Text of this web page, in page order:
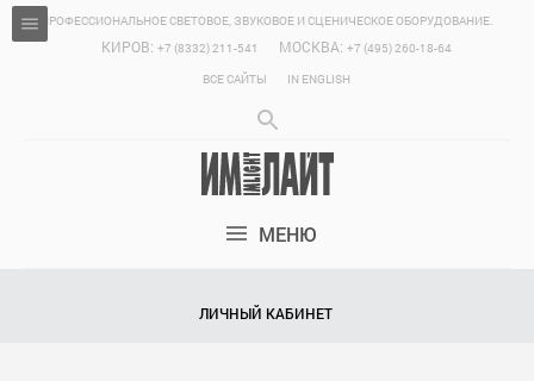
ПРОФЕССИОНАЛЬНОЕ СВЕТОВОЕ, ЗВУКОВОЕ И СЦЕНИЧЕСКОЕ ОБОРУДОВАНИЕ.
КИРОВ: +7 (8332) 211-541 МОСКВА: +7 (495) 260-18-64
ВСЕ САЙТЫ
IN ENGLISH
МЕНЮ
ЛИЧНЫЙ КАБИНЕТ